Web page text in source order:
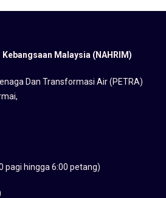
Malaysia (NAHRIM)
Dan Transformasi Air (PETRA)
pagi hingga 6:00 petang)